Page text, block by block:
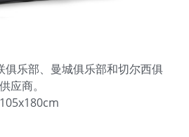
俱乐部、曼城俱乐部和切尔西俱
应商。